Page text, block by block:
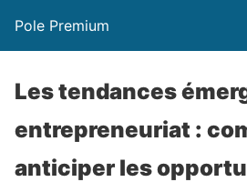
Pole Premium
Les tendances
entrepreneuriat :
anticiper les